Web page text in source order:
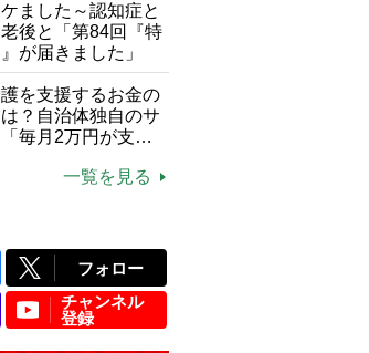
ました～認知症と
後と「第84回『特
が届きました」
を支援するお金の
？自治体独自のサ
毎月2万円が支給
一覧を見る
フォロー
チャンネル
登録